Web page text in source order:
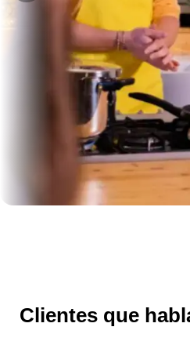
Clientes que